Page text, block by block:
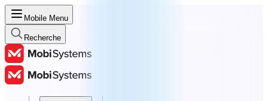
Mobile Menu
Recherche